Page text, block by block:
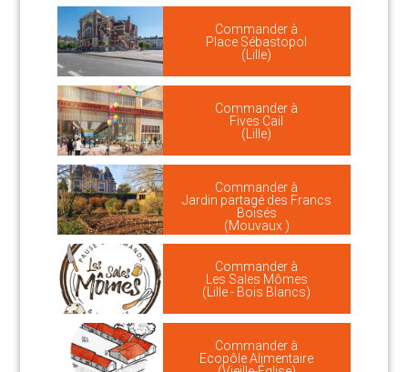
Commander à
Place Sébastopol
(Lille)
Commander à
Fives Cail
(Lille)
Commander à
Jardin partagé des Francs
Boisés
(Mouvaux )
Commander à
Les Sales Mômes
(Lille - Bois Blancs)
Commander à
Ecopôle Alimentaire